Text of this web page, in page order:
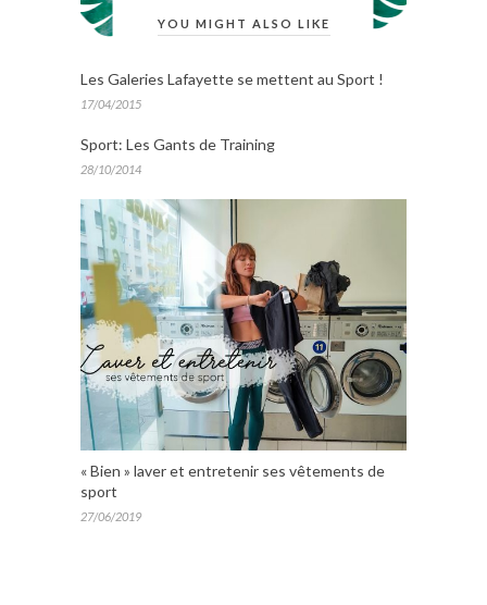
YOU MIGHT ALSO LIKE
Les Galeries Lafayette se mettent au Sport !
17/04/2015
Sport: Les Gants de Training
28/10/2014
« Bien » laver et entretenir ses vêtements de
sport
27/06/2019